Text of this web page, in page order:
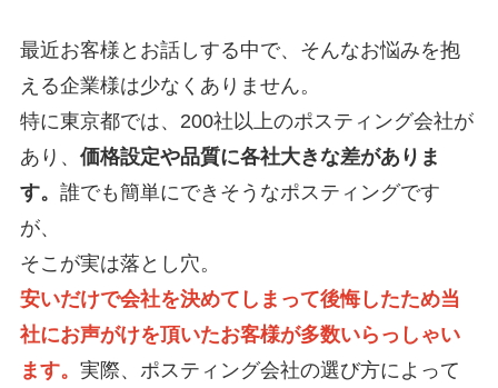
最近お客様とお話しする中で、そんなお悩みを抱
える企業様は少なくありません。
特に東京都では、200社以上のポスティング会社が
あり、 価格設定や品質に各社大きな差がありま
す。 誰でも簡単にできそうなポスティングです
が、
そこが実は落とし穴。
安いだけで会社を決めてしまって後悔したため当
社にお声がけを頂いたお客様が多数いらっしゃい
ます。 実際、ポスティング会社の選び方によって